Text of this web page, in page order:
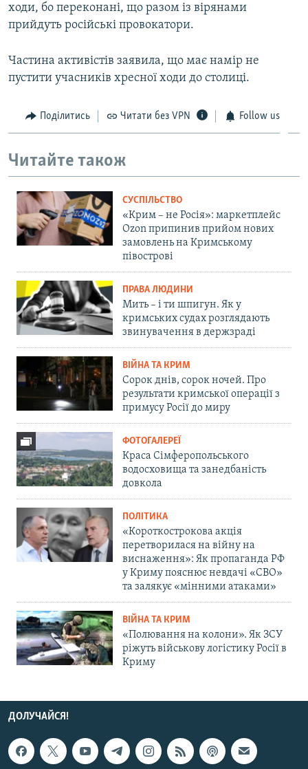
ходи, бо переконані, що разом із вірянами
прийдуть російські провокатори.
Частина активістів заявила, що має намір не
пустити учасників хресної ходи до столиці.
Поділитись Читати без VPN Follow us
Читайте також
СУСПІЛЬСТВО
«Крим – не Росія»: маркетплейс
Ozon припинив прийом нових
замовлень на Кримському
півострові
ПРАВА ЛЮДИНИ
Мить – і ти шпигун. Як у
кримських судах розглядають
звинувачення в держзраді
ВІЙНА ТА КРИМ
Сорок днів, сорок ночей. Про
результати кримської операції з
примусу Росії до миру
ФОТОГАЛЕРЕЇ
Краса Сімферопольського
водосховища та занедбаність
довкола
ПОЛІТИКА
«Короткострокова акція
перетворилася на війну на
виснаження»: Як пропаганда РФ
у Криму пояснює невдачі «СВО»
та залякує «мінними атаками»
ВІЙНА ТА КРИМ
«Полювання на колони». Як ЗСУ
ріжуть військову логістику Росії в
Криму
ДОЛУЧАЙСЯ!